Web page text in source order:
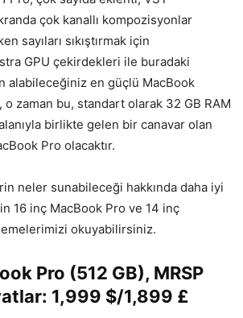
çok kanallı kompozisyonlar
sayıları sıkıştırmak için
GPU çekirdekleri ile buradaki
alabileceğiniz en güçlü MacBook
o zaman bu, standart olarak 32 GB RAM
birlikte gelen bir canavar olan
Pro olacaktır.
neler sunabileceği hakkında daha iyi
16 inç MacBook Pro ve 14 inç
okuyabilirsiniz.
Pro (512 GB), MRSP
1,999 $/1,899 £